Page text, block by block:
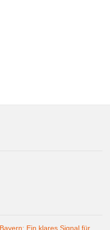
Ein klares Signal für